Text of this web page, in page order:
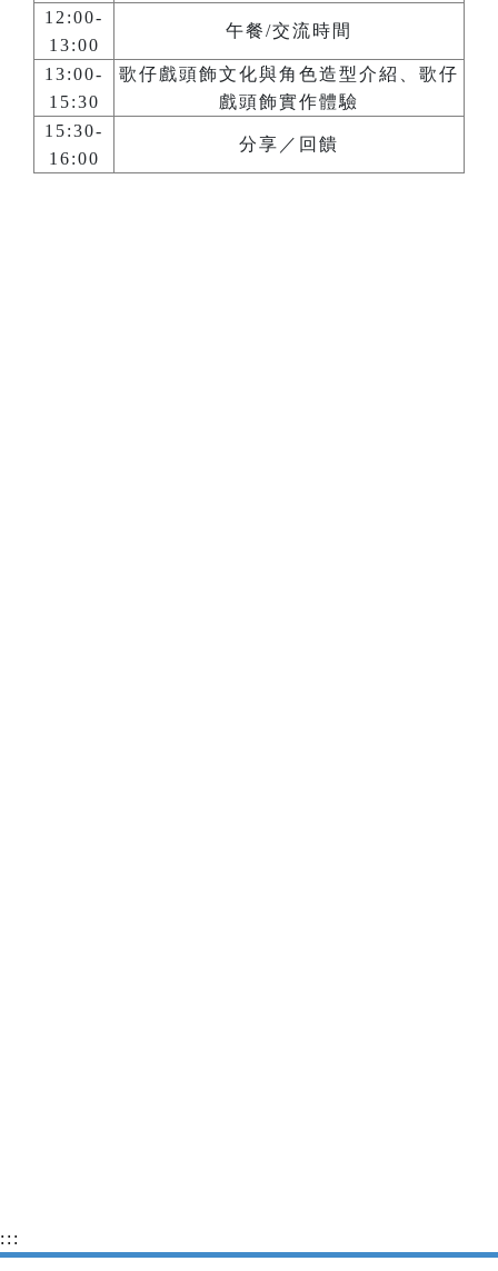
12:00-
13:00
午餐/交流時間
13:00-
15:30
歌仔戲頭飾文化與角色造型介紹、歌仔
戲頭飾實作體驗
15:30-
16:00
分享／回饋
:::